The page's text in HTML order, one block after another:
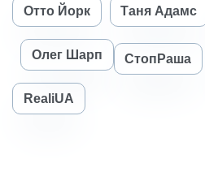
Отто Йорк Таня Адамс
Олег Шарп СтопРаша
RealiUA